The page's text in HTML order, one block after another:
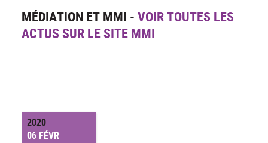
MÉDIATION ET MMI - VOIR TOUTES LES
ACTUS SUR LE SITE MMI
2020
06 FÉVR